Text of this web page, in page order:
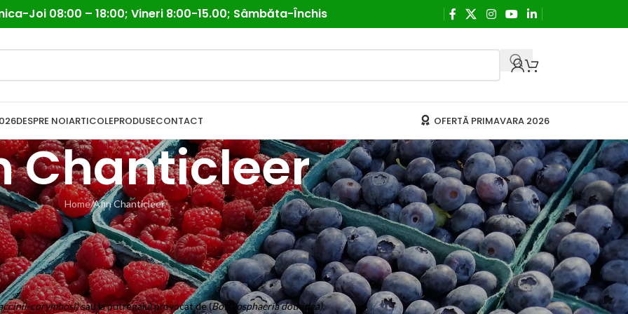
Joi 08:00 – 18:00; Vineri 8:00-15.00; Sâmbăta-Închis
DESPRE NOIARTICOLEPRODUSECONTACT OFERTĂ PRIMAVARA 2026
Chanticleer
Home Afin Chanticleer
corymbosi)sau la putregaiul provocat de (Botryosphaeria dothidea).